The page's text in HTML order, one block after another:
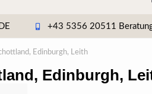
+43 5356 20511
Edinburgh, Leith
Edinburgh,